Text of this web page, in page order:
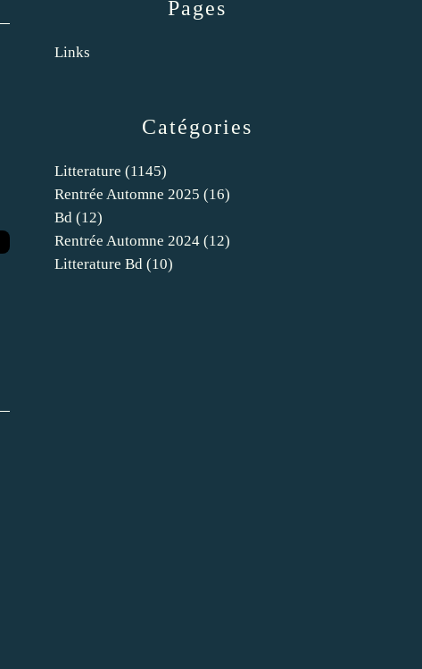
Catégories
Litterature (1145)
Rentrée Automne 2025 (16)
Bd (12)
Rentrée Automne 2024 (12)
Litterature Bd (10)
Pages
Links